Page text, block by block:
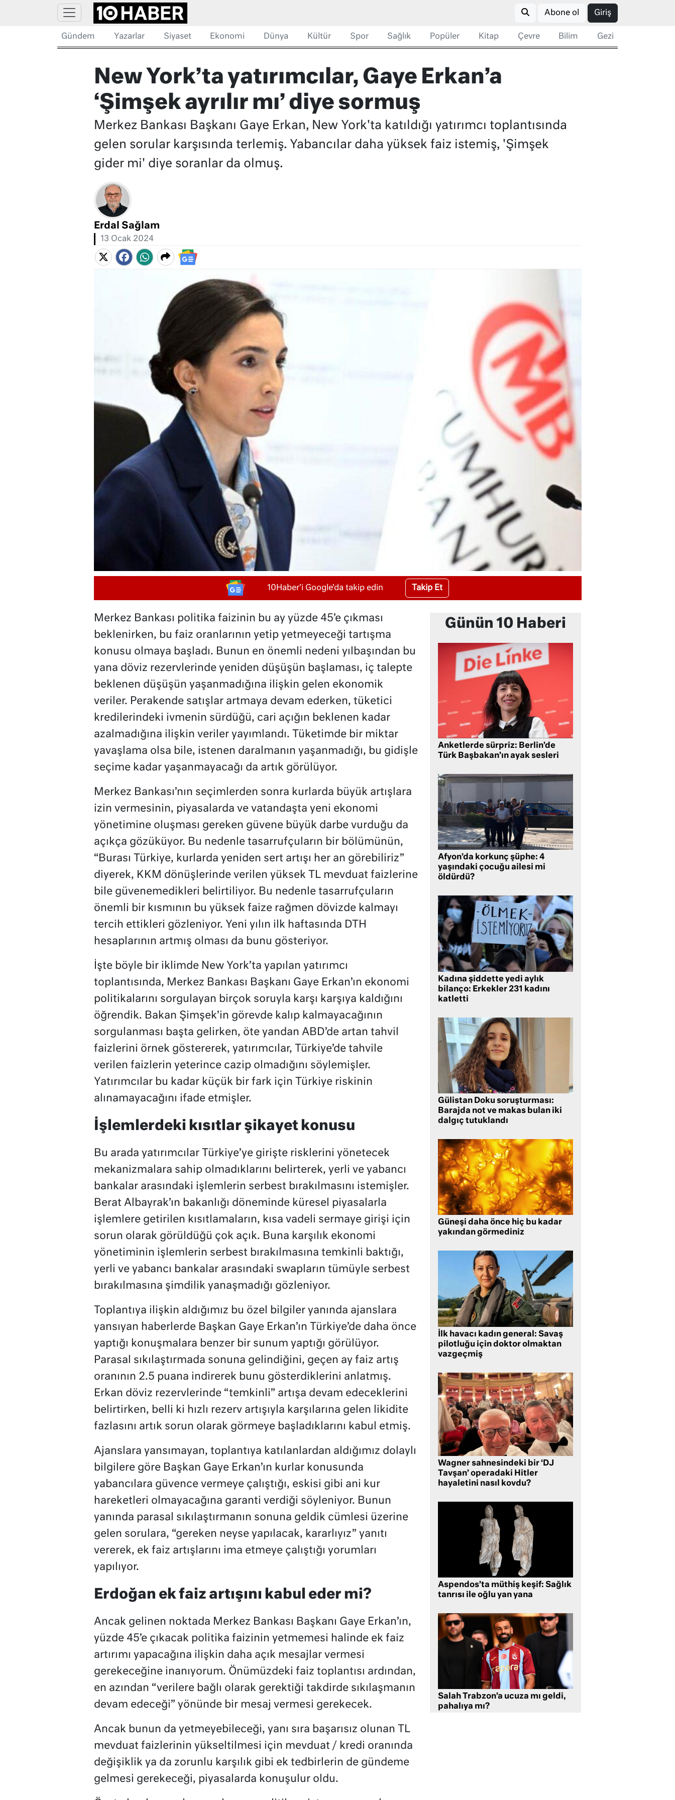
Abone ol Giriş
Gündem Yazarlar Siyaset Ekonomi Dünya Kültür Spor Sağlık Popüler Kitap Çevre Bilim Gezi
New York’ta yatırımcılar, Gaye Erkan’a
‘Şimşek ayrılır mı’ diye sormuş
Merkez Bankası Başkanı Gaye Erkan, New York'ta katıldığı yatırımcı toplantısında
gelen sorular karşısında terlemiş. Yabancılar daha yüksek faiz istemiş, 'Şimşek
gider mi' diye soranlar da olmuş.
Erdal Sağlam
13 Ocak 2024
10Haber'i Google'da takip edin Takip Et
Merkez Bankası politika faizinin bu ay yüzde 45’e çıkması
beklenirken, bu faiz oranlarının yetip yetmeyeceği tartışma
konusu olmaya başladı. Bunun en önemli nedeni yılbaşından bu
yana döviz rezervlerinde yeniden düşüşün başlaması, iç talepte
beklenen düşüşün yaşanmadığına ilişkin gelen ekonomik
veriler. Perakende satışlar artmaya devam ederken, tüketici
kredilerindeki ivmenin sürdüğü, cari açığın beklenen kadar
azalmadığına ilişkin veriler yayımlandı. Tüketimde bir miktar
yavaşlama olsa bile, istenen daralmanın yaşanmadığı, bu gidişle
seçime kadar yaşanmayacağı da artık görülüyor.
Merkez Bankası’nın seçimlerden sonra kurlarda büyük artışlara
izin vermesinin, piyasalarda ve vatandaşta yeni ekonomi
yönetimine oluşması gereken güvene büyük darbe vurduğu da
açıkça gözüküyor. Bu nedenle tasarrufçuların bir bölümünün,
“Burası Türkiye, kurlarda yeniden sert artışı her an görebiliriz”
diyerek, KKM dönüşlerinde verilen yüksek TL mevduat faizlerine
bile güvenemedikleri belirtiliyor. Bu nedenle tasarrufçuların
önemli bir kısmının bu yüksek faize rağmen dövizde kalmayı
tercih ettikleri gözleniyor. Yeni yılın ilk haftasında DTH
hesaplarının artmış olması da bunu gösteriyor.
İşte böyle bir iklimde New York’ta yapılan yatırımcı
toplantısında, Merkez Bankası Başkanı Gaye Erkan’ın ekonomi
politikalarını sorgulayan birçok soruyla karşı karşıya kaldığını
öğrendik. Bakan Şimşek’in görevde kalıp kalmayacağının
sorgulanması başta gelirken, öte yandan ABD’de artan tahvil
faizlerini örnek göstererek, yatırımcılar, Türkiye’de tahvile
verilen faizlerin yeterince cazip olmadığını söylemişler.
Yatırımcılar bu kadar küçük bir fark için Türkiye riskinin
alınamayacağını ifade etmişler.
İşlemlerdeki kısıtlar şikayet konusu
Bu arada yatırımcılar Türkiye’ye girişte risklerini yönetecek
mekanizmalara sahip olmadıklarını belirterek, yerli ve yabancı
bankalar arasındaki işlemlerin serbest bırakılmasını istemişler.
Berat Albayrak’ın bakanlığı döneminde küresel piyasalarla
işlemlere getirilen kısıtlamaların, kısa vadeli sermaye girişi için
sorun olarak görüldüğü çok açık. Buna karşılık ekonomi
yönetiminin işlemlerin serbest bırakılmasına temkinli baktığı,
yerli ve yabancı bankalar arasındaki swapların tümüyle serbest
bırakılmasına şimdilik yanaşmadığı gözleniyor.
Toplantıya ilişkin aldığımız bu özel bilgiler yanında ajanslara
yansıyan haberlerde Başkan Gaye Erkan’ın Türkiye’de daha önce
yaptığı konuşmalara benzer bir sunum yaptığı görülüyor.
Parasal sıkılaştırmada sonuna gelindiğini, geçen ay faiz artış
oranının 2.5 puana indirerek bunu gösterdiklerini anlatmış.
Erkan döviz rezervlerinde “temkinli” artışa devam edeceklerini
belirtirken, belli ki hızlı rezerv artışıyla karşılarına gelen likidite
fazlasını artık sorun olarak görmeye başladıklarını kabul etmiş.
Ajanslara yansımayan, toplantıya katılanlardan aldığımız dolaylı
bilgilere göre Başkan Gaye Erkan’ın kurlar konusunda
yabancılara güvence vermeye çalıştığı, eskisi gibi ani kur
hareketleri olmayacağına garanti verdiği söyleniyor. Bunun
yanında parasal sıkılaştırmanın sonuna geldik cümlesi üzerine
gelen sorulara, “gereken neyse yapılacak, kararlıyız” yanıtı
vererek, ek faiz artışlarını ima etmeye çalıştığı yorumları
yapılıyor.
Erdoğan ek faiz artışını kabul eder mi?
Ancak gelinen noktada Merkez Bankası Başkanı Gaye Erkan’ın,
yüzde 45’e çıkacak politika faizinin yetmemesi halinde ek faiz
artırımı yapacağına ilişkin daha açık mesajlar vermesi
gerekeceğine inanıyorum. Önümüzdeki faiz toplantısı ardından,
en azından “verilere bağlı olarak gerektiği takdirde sıkılaşmanın
devam edeceği” yönünde bir mesaj vermesi gerekecek.
Ancak bunun da yetmeyebileceği, yanı sıra başarısız olunan TL
mevduat faizlerinin yükseltilmesi için mevduat / kredi oranında
değişiklik ya da zorunlu karşılık gibi ek tedbirlerin de gündeme
gelmesi gerekeceği, piyasalarda konuşulur oldu.
Günün 10 Haberi
Anketlerde sürpriz: Berlin’de
Türk Başbakan’ın ayak sesleri
Afyon’da korkunç şüphe: 4
yaşındaki çocuğu ailesi mi
öldürdü?
Kadına şiddette yedi aylık
bilanço: Erkekler 231 kadını
katletti
Gülistan Doku soruşturması:
Barajda not ve makas bulan iki
dalgıç tutuklandı
Güneşi daha önce hiç bu kadar
yakından görmediniz
İlk havacı kadın general: Savaş
pilotluğu için doktor olmaktan
vazgeçmiş
Wagner sahnesindeki bir ‘DJ
Tavşan’ operadaki Hitler
hayaletini nasıl kovdu?
Aspendos’ta müthiş keşif: Sağlık
tanrısı ile oğlu yan yana
Salah Trabzon’a ucuza mı geldi,
pahalıya mı?